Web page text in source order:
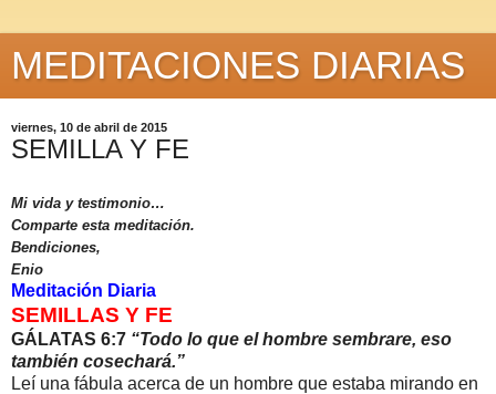
MEDITACIONES DIARIAS
viernes, 10 de abril de 2015
SEMILLA Y FE
Mi vida y testimonio…
Comparte esta meditación.
Bendiciones,
Enio
Meditación Diaria
SEMILLAS Y FE
GÁLATAS 6:7 “Todo lo que el hombre sembrare, eso
también cosechará.”
Leí una fábula acerca de un hombre que estaba mirando en